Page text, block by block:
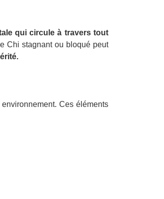
qui circule à travers tout
Chi stagnant ou bloqué peut
Ces éléments